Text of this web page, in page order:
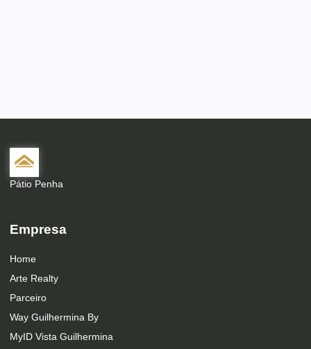
Pátio Penha
Empresa
Home
Arte Realty
Parceiro
Way Guilhermina By
MyID Vista Guilhermina